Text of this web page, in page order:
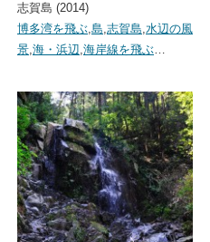
志賀島 (2014)
博多湾を飛ぶ,島,志賀島,水辺の風
景,海・浜辺,海岸線を飛ぶ…